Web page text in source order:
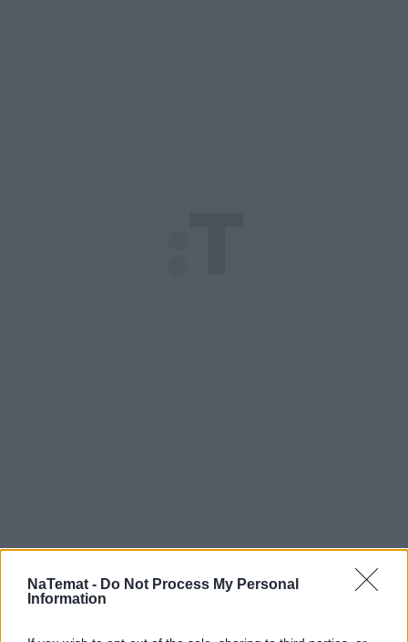
NaTemat - Do Not Process My Personal
Information
Sołtys Zalasewa był przeciwny wizycie
Kaczyńskiego
Jak pisaliśmy w tym tygodniu, tournée polityczne